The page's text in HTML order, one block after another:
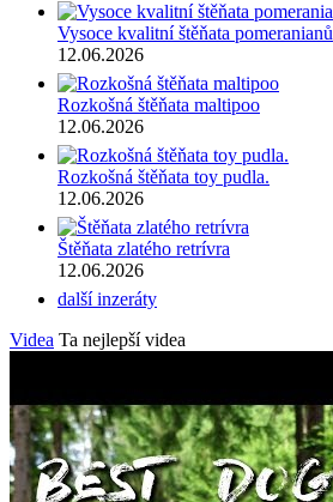
Vysoce kvalitní štěňata pomeranianů
12.06.2026
Rozkošná štěňata maltipoo
12.06.2026
Rozkošná štěňata toy pudla.
12.06.2026
Štěňata zlatého retrívra
12.06.2026
další inzeráty
Videa Ta nejlepší videa